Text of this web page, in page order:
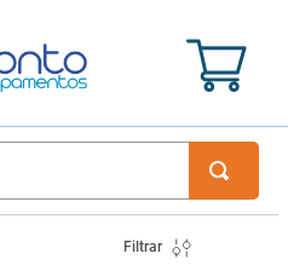
Filtrar